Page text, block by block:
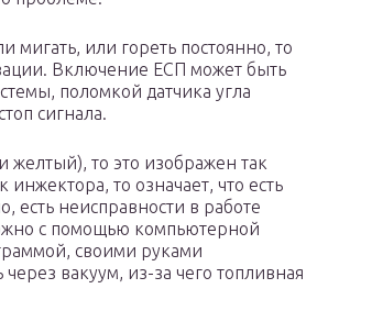
мигать, или гореть постоянно, то
Включение ЕСП может быть
поломкой датчика угла
сигнала.
желтый), то это изображен так
то означает, что есть
есть неисправности в работе
с помощью компьютерной
своими руками
вакуум, из-за чего топливная